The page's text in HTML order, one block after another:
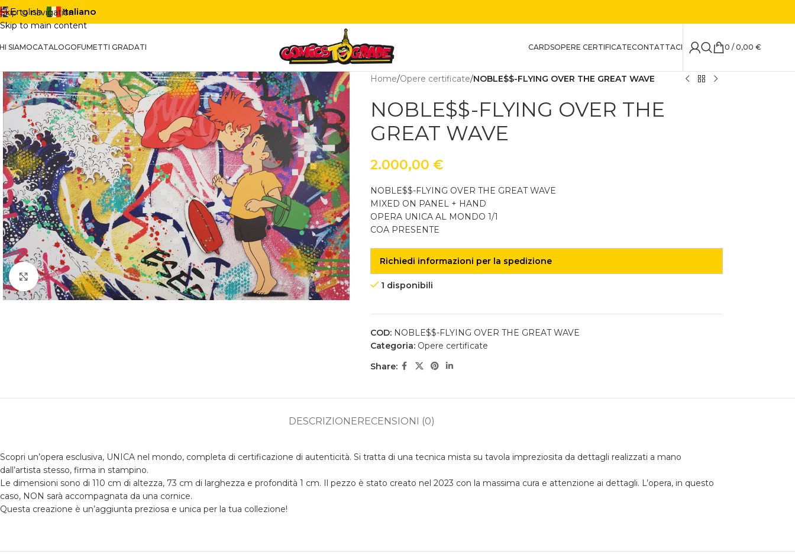
Skip to navigation
Skip to main content
English Italiano
SIAMOCATALOGOFUMETTI GRADATI CARDSOPERE CERTIFICATECONTATTACI 0 / 0,00 €
Click to enlarge
Home/Opere certificate/NOBLE$$-FLYING OVER THE GREAT WAVE
NOBLE$$-FLYING OVER THE
GREAT WAVE
2.000,00 €
NOBLE$$-FLYING OVER THE GREAT WAVE
MIXED ON PANEL + HAND
OPERA UNICA AL MONDO 1/1
COA PRESENTE
Richiedi informazioni per la spedizione
1 disponibili
COD: NOBLE$$-FLYING OVER THE GREAT WAVE
Categoria: Opere certificate
Share:
DESCRIZIONERECENSIONI (0)
Scopri un’opera esclusiva, UNICA nel mondo, completa di certificazione di autenticità. Si tratta di una tecnica mista su tavola impreziosita da dettagli realizzati a mano
dall’artista stesso, firma in stampino.
Le dimensioni sono di 110 cm di altezza, 73 cm di larghezza e profondità 1 cm. Il pezzo è stato creato nel 2023 con la massima cura e attenzione ai dettagli. L’opera, in questo
caso, NON sarà accompagnata da una cornice.
Questa creazione è un’aggiunta preziosa e unica per la tua collezione!